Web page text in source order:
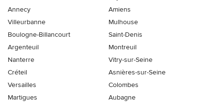
Annecy
Amiens
Villeurbanne
Mulhouse
Boulogne-Billancourt
Saint-Denis
Argenteuil
Montreuil
Nanterre
Vitry-sur-Seine
Créteil
Asnières-sur-Seine
Versailles
Colombes
Martigues
Aubagne